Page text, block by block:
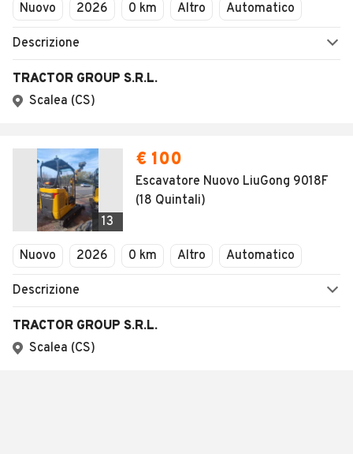
Concessionari
Nuovo 2026 0 km Altro Automatico
Descrizione
TRACTOR GROUP S.R.L.
Scalea (CS)
13
€ 100
Escavatore Nuovo LiuGong 9018F
(18 Quintali)
Nuovo 2026 0 km Altro Automatico
Descrizione
TRACTOR GROUP S.R.L.
Scalea (CS)